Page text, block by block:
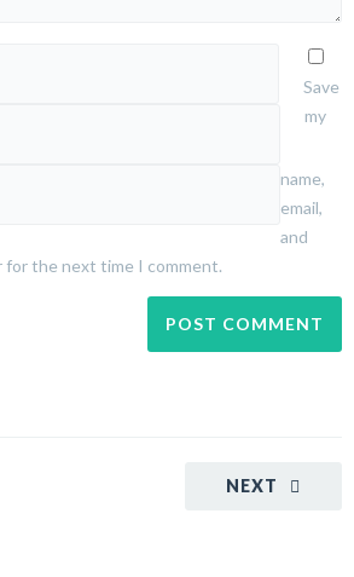
Save
my
name,
email,
and
the next time I comment.
NEXT